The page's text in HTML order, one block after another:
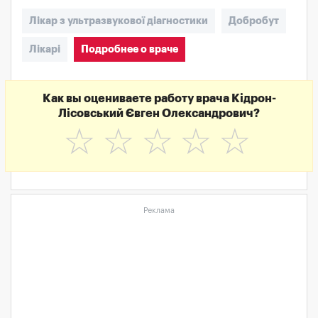
Лікар з ультразвукової діагностики Добробут
Лікарі Подробнее о враче
Как вы оцениваете работу врача Кідрон-
Лісовський Євген Олександрович?
☆
☆
☆
☆
☆
Реклама